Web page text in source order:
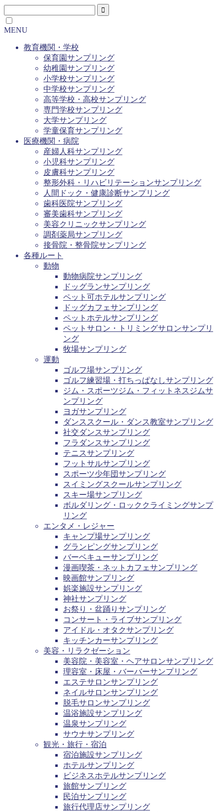
MENU
教育機関・学校
保育園サンプリング
幼稚園サンプリング
小学校サンプリング
中学校サンプリング
高等学校・高校サンプリング
専門学校サンプリング
大学サンプリング
学童保育サンプリング
医療機関・病院
産婦人科サンプリング
小児科サンプリング
皮膚科サンプリング
整形外科・リハビリテーションサンプリング
人間ドック・健康診断サンプリング
歯科医院サンプリング
審美歯科サンプリング
美容クリニックサンプリング
調剤薬局サンプリング
接骨院・整骨院サンプリング
各種ルート
動物
動物病院サンプリング
ドッグランサンプリング
ペット可ホテルサンプリング
ドッグカフェサンプリング
ペットホテルサンプリング
ペットサロン・トリミングサロンサンプリ
ング
牧場サンプリング
運動
ゴルフ場サンプリング
ゴルフ練習場・打ちっぱなしサンプリング
ジム・スポーツジム・フィットネスジムサ
ンプリング
ヨガサンプリング
ダンススクール・ダンス教室サンプリング
社交ダンスサンプリング
フラダンスサンプリング
テニスサンプリング
フットサルサンプリング
スポーツ少年団サンプリング
スイミングスクールサンプリング
スキー場サンプリング
ボルダリング・ロッククライミングサンプ
リング
エンタメ・レジャー
キャンプ場サンプリング
グランピングサンプリング
バーベキューサンプリング
漫画喫茶・ネットカフェサンプリング
映画館サンプリング
娯楽施設サンプリング
神社サンプリング
お祭り・盆踊りサンプリング
コンサート・ライブサンプリング
アイドル・オタクサンプリング
キッチンカーサンプリング
美容・リラクゼーション
美容院・美容室・ヘアサロンサンプリング
理容室・床屋・バーバーサンプリング
エステサロンサンプリング
ネイルサロンサンプリング
脱毛サロンサンプリング
温浴施設サンプリング
温泉サンプリング
サウナサンプリング
観光・旅行・宿泊
宿泊施設サンプリング
ホテルサンプリング
ビジネスホテルサンプリング
旅館サンプリング
民泊サンプリング
旅行代理店サンプリング